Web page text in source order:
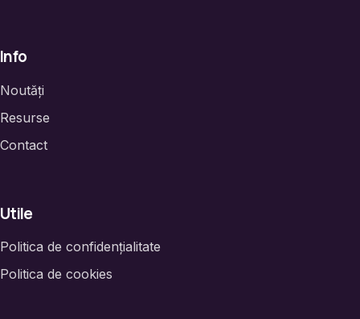
Info
Noutăți
Resurse
Contact
Utile
Politica de confidențialitate
Politica de cookies